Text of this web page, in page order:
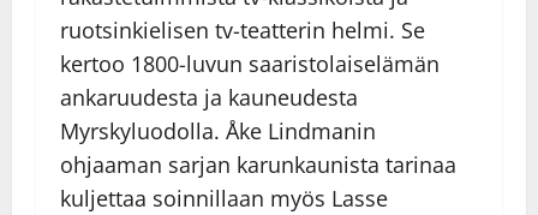
ruotsinkielisen tv-teatterin helmi. Se
kertoo 1800-luvun saaristolaiselämän
ankaruudesta ja kauneudesta
Myrskyluodolla. Åke Lindmanin
ohjaaman sarjan karunkaunista tarinaa
kuljettaa soinnillaan myös Lasse